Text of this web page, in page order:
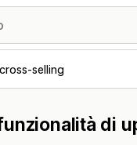
selling
di